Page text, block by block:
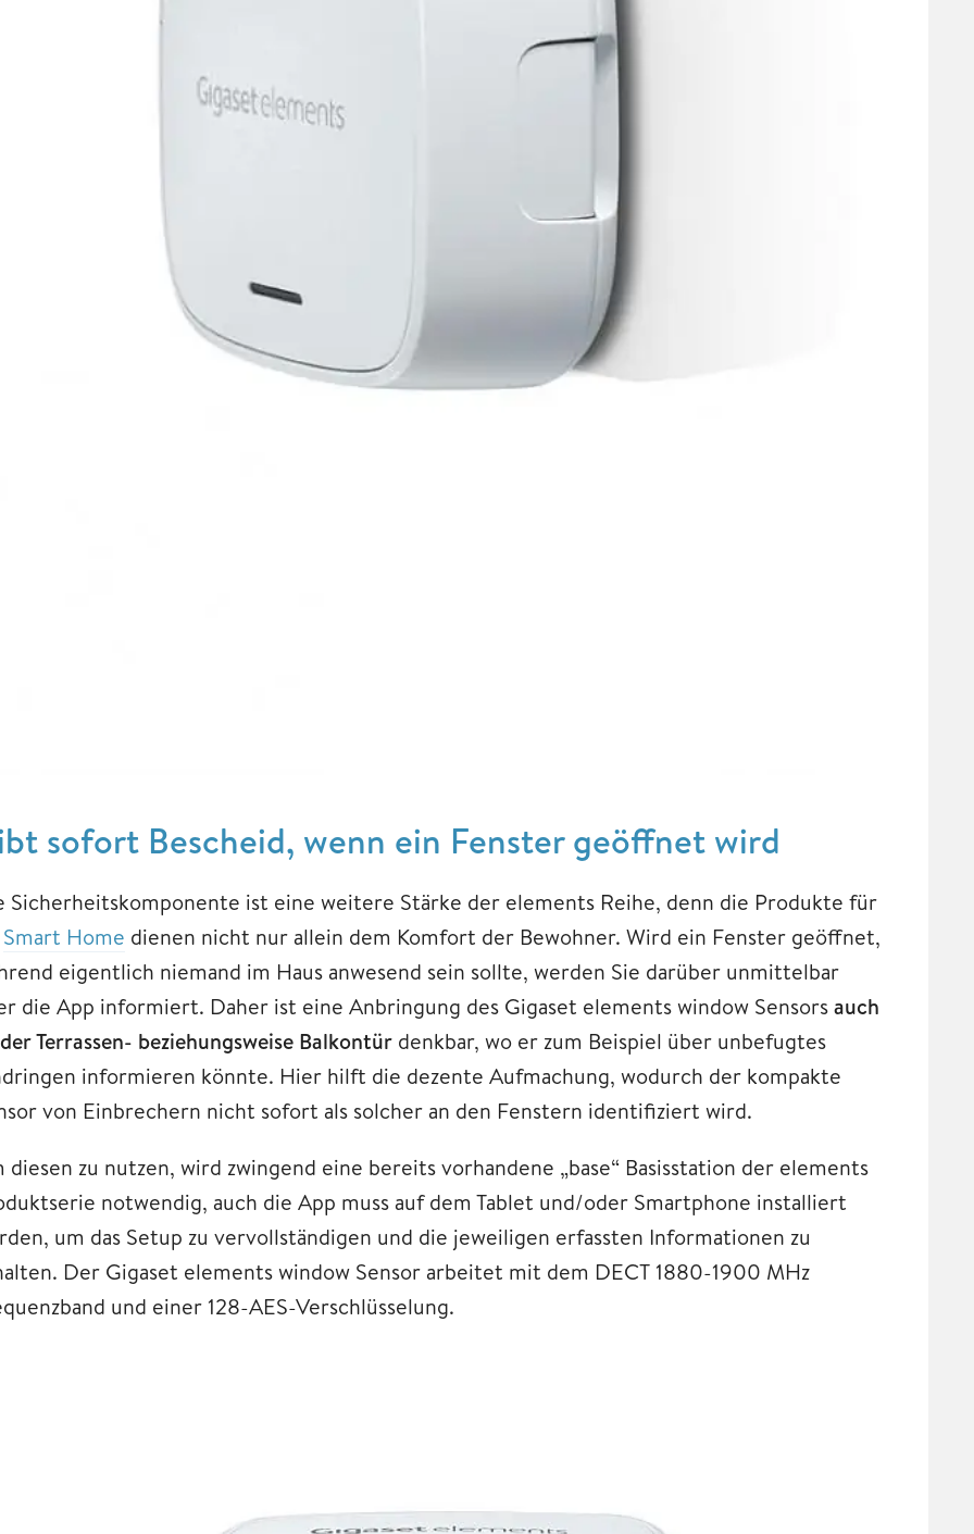
sofort Bescheid, wenn ein Fenster geöffnet wird
Sicherheitskomponente ist eine weitere Stärke der elements Reihe, denn die Produkte für
Smart Home dienen nicht nur allein dem Komfort der Bewohner. Wird ein Fenster geöffnet,
eigentlich niemand im Haus anwesend sein sollte, werden Sie darüber unmittelbar
die App informiert. Daher ist eine Anbringung des Gigaset elements window Sensorsauch
Terrassen- beziehungsweise Balkontür denkbar, wo er zum Beispiel über unbefugtes
informieren könnte. Hier hilft die dezente Aufmachung, wodurch der kompakte
von Einbrechern nicht sofort als solcher an den Fenstern identifiziert wird.
diesen zu nutzen, wird zwingend eine bereits vorhandene „base“ Basisstation der elements
notwendig, auch die App muss auf dem Tablet und/oder Smartphone installiert
um das Setup zu vervollständigen und die jeweiligen erfassten Informationen zu
Der Gigaset elements window Sensor arbeitet mit dem DECT 1880-1900 MHz
und einer 128-AES-Verschlüsselung.